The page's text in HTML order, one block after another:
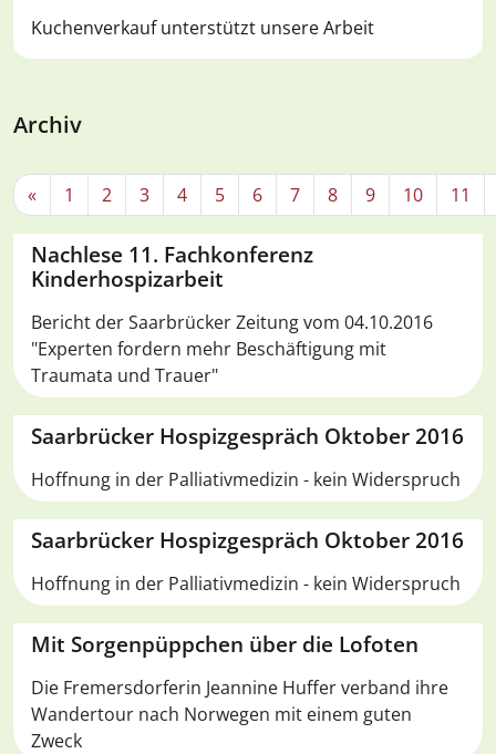
Kuchenverkauf unterstützt unsere Arbeit
Archiv
« 1 2 3 4 5 6 7 8 9 10 11
Nachlese 11. Fachkonferenz
Kinderhospizarbeit
Bericht der Saarbrücker Zeitung vom 04.10.2016
"Experten fordern mehr Beschäftigung mit
Traumata und Trauer"
Saarbrücker Hospizgespräch Oktober 2016
Hoffnung in der Palliativmedizin - kein Widerspruch
Saarbrücker Hospizgespräch Oktober 2016
Hoffnung in der Palliativmedizin - kein Widerspruch
Mit Sorgenpüppchen über die Lofoten
Die Fremersdorferin Jeannine Huffer verband ihre
Wandertour nach Norwegen mit einem guten
Zweck